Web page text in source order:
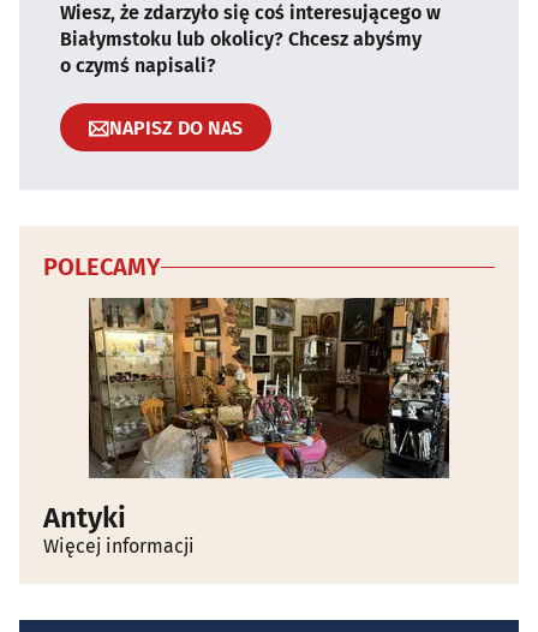
Wiesz, że zdarzyło się coś interesującego w
Białymstoku lub okolicy? Chcesz abyśmy
o czymś napisali?
NAPISZ DO NAS
POLECAMY
Antyki
Więcej informacji